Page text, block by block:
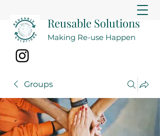
Reusable Solutions
Making Re-use Happen
Groups